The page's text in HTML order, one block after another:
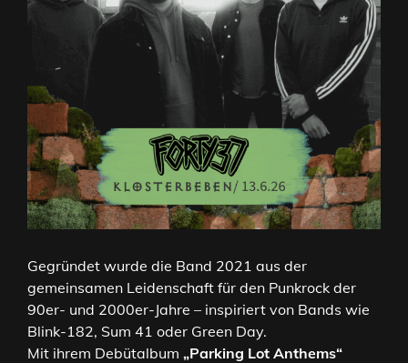
Gegründet wurde die Band 2021 aus der
gemeinsamen Leidenschaft für den Punkrock der
90er- und 2000er-Jahre – inspiriert von Bands wie
Blink-182, Sum 41 oder Green Day.
Mit ihrem Debütalbum „Parking Lot Anthems“